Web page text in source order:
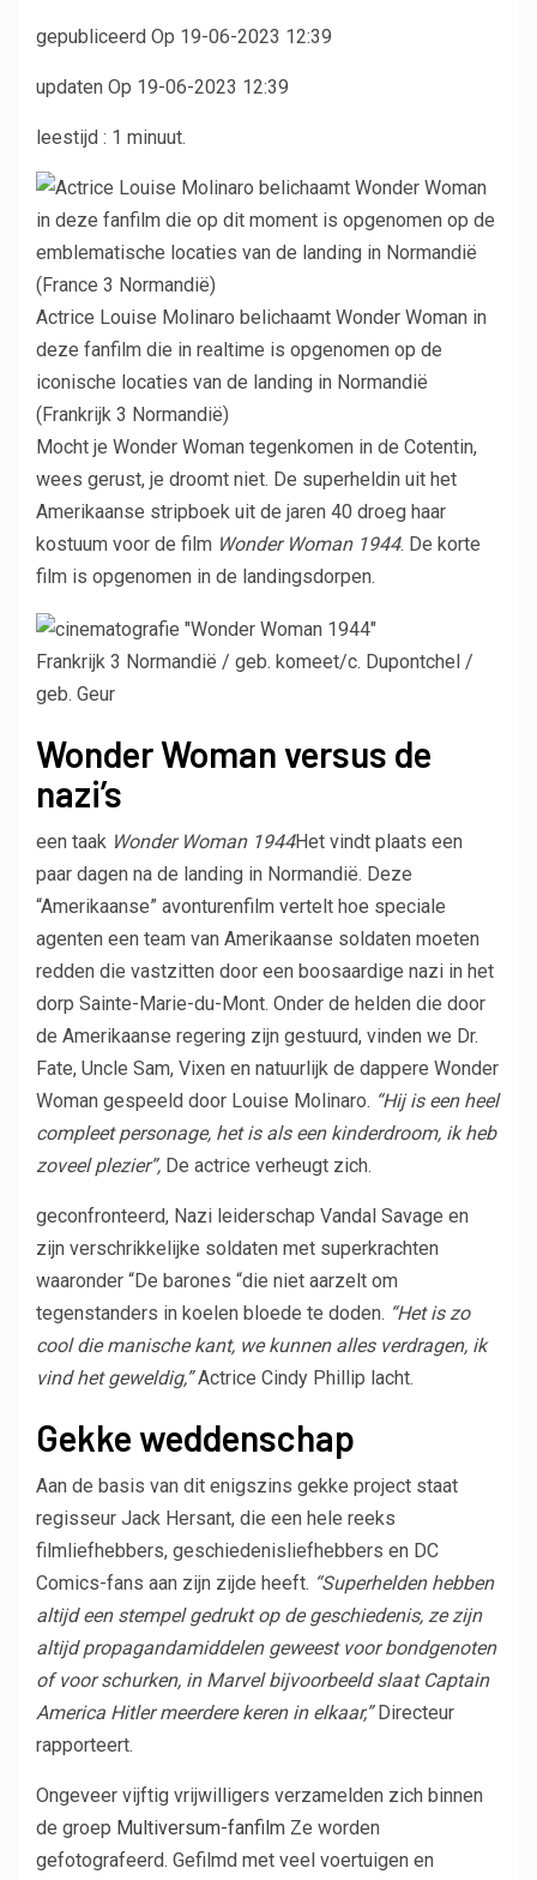
gepubliceerd Op 19-06-2023 12:39
updaten Op 19-06-2023 12:39
leestijd : 1 minuut.
Actrice Louise Molinaro belichaamt Wonder Woman in
deze fanfilm die in realtime is opgenomen op de
iconische locaties van de landing in Normandië
(Frankrijk 3 Normandië)
Mocht je Wonder Woman tegenkomen in de Cotentin,
wees gerust, je droomt niet. De superheldin uit het
Amerikaanse stripboek uit de jaren 40 droeg haar
kostuum voor de film Wonder Woman 1944. De korte
film is opgenomen in de landingsdorpen.
Frankrijk 3 Normandië / geb. komeet/c. Dupontchel /
geb. Geur
Wonder Woman versus de
nazi’s
een taak Wonder Woman 1944Het vindt plaats een
paar dagen na de landing in Normandië. Deze
“Amerikaanse” avonturenfilm vertelt hoe speciale
agenten een team van Amerikaanse soldaten moeten
redden die vastzitten door een boosaardige nazi in het
dorp Sainte-Marie-du-Mont. Onder de helden die door
de Amerikaanse regering zijn gestuurd, vinden we Dr.
Fate, Uncle Sam, Vixen en natuurlijk de dappere Wonder
Woman gespeeld door Louise Molinaro. “Hij is een heel
compleet personage, het is als een kinderdroom, ik heb
zoveel plezier”, De actrice verheugt zich.
geconfronteerd, Nazi leiderschap Vandal Savage en
zijn verschrikkelijke soldaten met superkrachten
waaronder “De barones “die niet aarzelt om
tegenstanders in koelen bloede te doden. “Het is zo
cool die manische kant, we kunnen alles verdragen, ik
vind het geweldig,”Actrice Cindy Phillip lacht.
Gekke weddenschap
Aan de basis van dit enigszins gekke project staat
regisseur Jack Hersant, die een hele reeks
filmliefhebbers, geschiedenisliefhebbers en DC
Comics-fans aan zijn zijde heeft. “Superhelden hebben
altijd een stempel gedrukt op de geschiedenis, ze zijn
altijd propagandamiddelen geweest voor bondgenoten
of voor schurken, in Marvel bijvoorbeeld slaat Captain
America Hitler meerdere keren in elkaar,”Directeur
rapporteert.
Ongeveer vijftig vrijwilligers verzamelden zich binnen
de groep Multiversum-fanfilm Ze worden
gefotografeerd. Gefilmd met veel voertuigen en